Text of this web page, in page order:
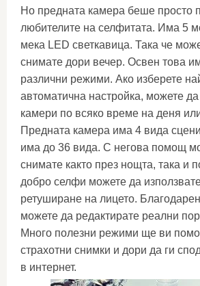
Но предната камера беше просто
любителите на селфитата. Има 5
мека LED светкавица. Така че
снимате дори вечер. Освен това
различни режими. Ако изберете
автоматична настройка, можете
камери по всяко време на деня
Предната камера има 4 вида
има до 36 вида. С негова помощ
снимате както през нощта, така и
добро селфи можете да
ретуширане на лицето.
можете да редактирате реални
Много полезни режими ще ви
страхотни снимки и дори да ги
в интернет.